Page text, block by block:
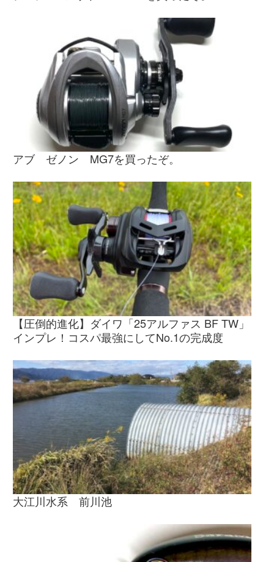
アブ ゼノン MG7を買ったぞ。
【圧倒的進化】ダイワ「25アルファス BF TW」
インプレ！コスパ最強にしてNo.1の完成度
大江川水系 前川池